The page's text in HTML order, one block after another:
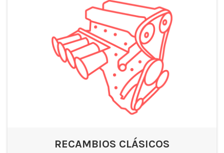
RECAMBIOS CLÁSICOS